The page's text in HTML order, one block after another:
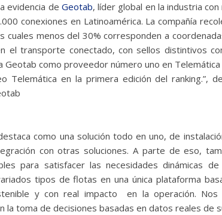
evidencia de Geotab, líder global en la industria
conexiones en Latinoamérica. La compañía
cuales menos del 30% corresponden a
el transporte conectado, con sellos distintivos
Geotab como proveedor número uno en
Telemática en la primera edición del ranking.”,
como una solución todo en uno, de
con otras soluciones. A parte de eso,
para satisfacer las necesidades dinámicas
tipos de flotas en una única plataforma
y con real impacto en la operación. Nos
la toma de decisiones basadas en datos reales de